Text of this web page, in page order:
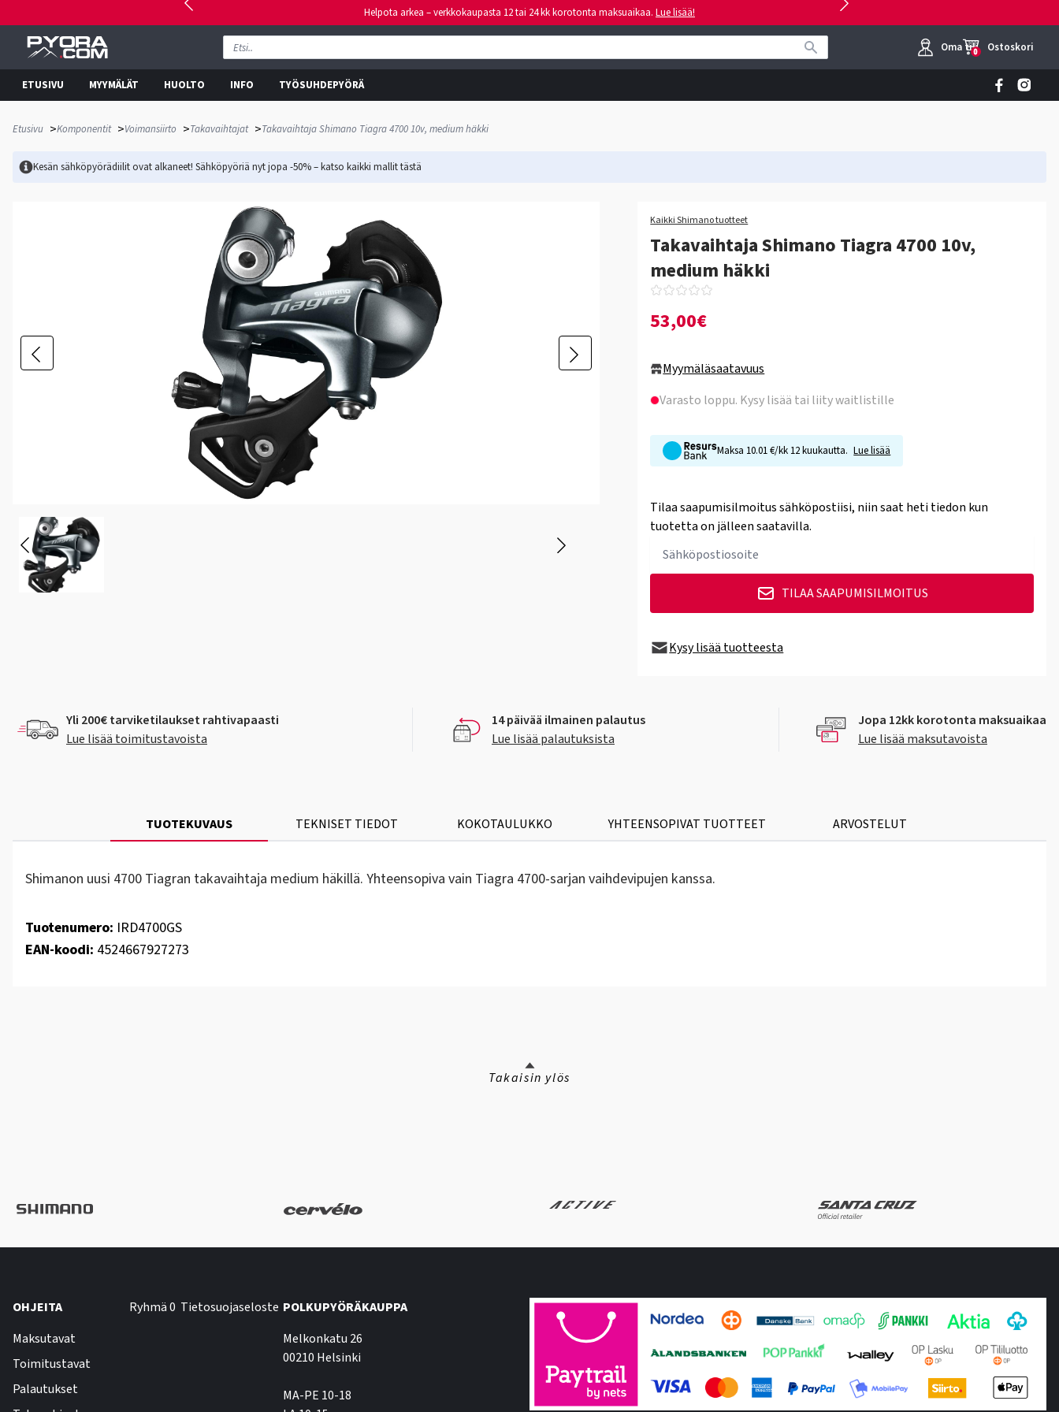
Helpota arkea – verkkokaupasta 12 tai 24 kk korotonta maksuaikaa. Lue lisää!
Oma tili
0 Ostoskori
ETUSIVU MYYMÄLÄT HUOLTO INFO TYÖSUHDEPYÖRÄ
Etusivu >Komponentit >Voimansiirto >Takavaihtajat >Takavaihtaja Shimano Tiagra 4700 10v, medium häkki
Kesän sähköpyörädiilit ovat alkaneet! Sähköpyöriä nyt jopa -50% – katso kaikki mallittästä
Kaikki Shimano tuotteet
Takavaihtaja Shimano Tiagra 4700 10v,
medium häkki
53,00€
Myymäläsaatavuus
Varasto loppu. Kysy lisää tai liity waitlistille
Maksa 10.01 €/kk 12 kuukautta. Lue lisää
Tilaa saapumisilmoitus sähköpostiisi, niin saat heti tiedon kun
tuotetta on jälleen saatavilla.
TILAA SAAPUMISILMOITUS
Kysy lisää tuotteesta
Yli 200€ tarviketilaukset rahtivapaasti
Lue lisää toimitustavoista
14 päivää ilmainen palautus
Lue lisää palautuksista
Jopa 12kk korotonta maksuaikaa
Lue lisää maksutavoista
TUOTEKUVAUS TEKNISET TIEDOT KOKOTAULUKKO YHTEENSOPIVAT TUOTTEET ARVOSTELUT
Shimanon uusi 4700 Tiagran takavaihtaja medium häkillä. Yhteensopiva vain Tiagra 4700-sarjan vaihdevipujen kanssa.
Tuotenumero: IRD4700GS
EAN-koodi: 4524667927273
Takaisin ylös
OHJEITA
Maksutavat
Toimitustavat
Palautukset
Ryhmä 0 Tietosuojaseloste POLKUPYÖRÄKAUPPA
Melkonkatu 26
00210 Helsinki
MA-PE 10-18